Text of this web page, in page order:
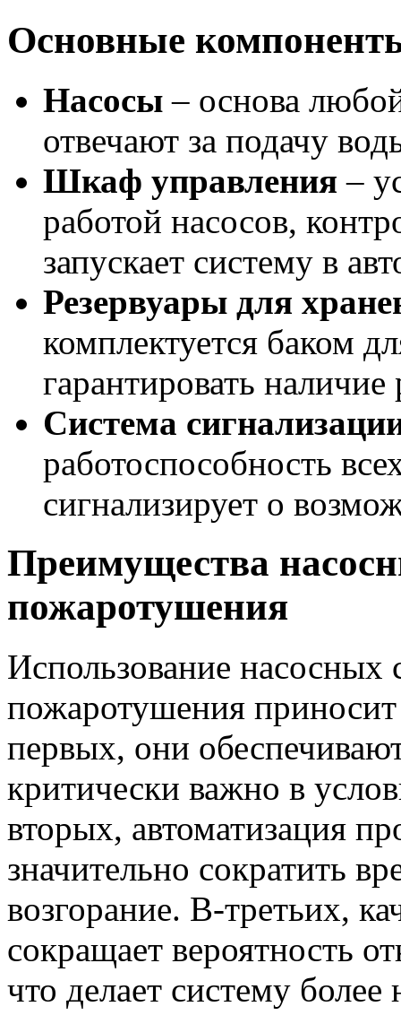
Основные
Насосы – основа
отвечают за подачу
Шкаф управления –
работой насосов,
запускает систему в
Резервуары для
комплектуется баком
гарантировать
Система
работоспособность
сигнализирует о
Преимущества
пожаротушения
Использование насосных
пожаротушения
первых, они
критически важно в
вторых, автоматизация
значительно сократить
возгорание. В-третьих,
сокращает вероятность
что делает систему